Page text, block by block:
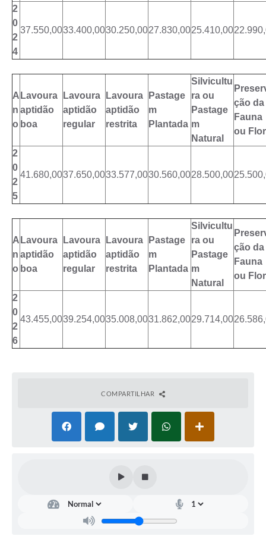
2
0
2
4
37.550,0033.400,0030.250,0027.830,0025.410,00
A
n
o
Lavoura
aptidão
boa
Lavoura
aptidão
regular
Lavoura
aptidão
restrita
Pastage
m
Plantada
Silvicultu
ra ou
Pastage
m
Natural
ção da
Fauna
ou
2
0
2
5
41.680,0037.650,0033.577,0030.560,0028.500,00
A
n
o
Lavoura
aptidão
boa
Lavoura
aptidão
regular
Lavoura
aptidão
restrita
Pastage
m
Plantada
Silvicultu
ra ou
Pastage
m
Natural
ção da
Fauna
ou
2
0
2
6
43.455,0039.254,0035.008,0031.862,0029.714,00
COMPARTILHAR